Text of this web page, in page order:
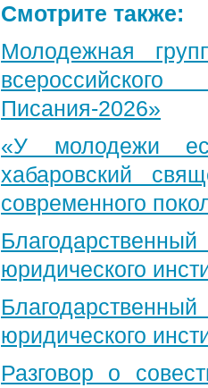
Смотрите также:
Молодежная
Писания-2026»
«У молодежи
хабаровский
современного
юридического
юридического
Разговор о